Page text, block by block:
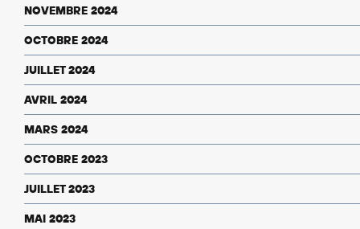
NOVEMBRE 2024
OCTOBRE 2024
JUILLET 2024
AVRIL 2024
MARS 2024
OCTOBRE 2023
JUILLET 2023
MAI 2023